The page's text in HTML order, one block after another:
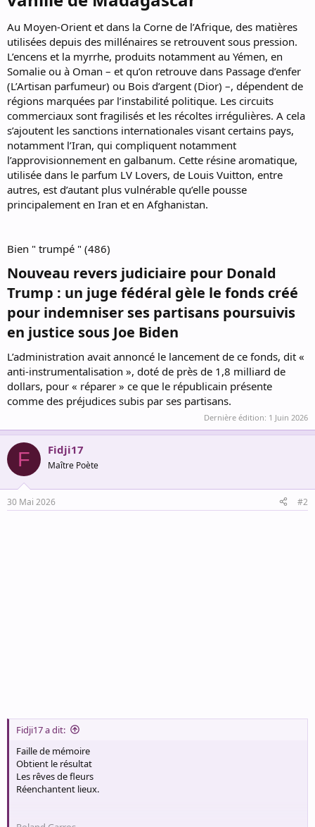
Au Moyen-Orient et dans la Corne de l’Afrique, des matières
utilisées depuis des millénaires se retrouvent sous pression.
L’encens et la myrrhe, produits notamment au Yémen, en
Somalie ou à Oman – et qu’on retrouve dans Passage d’enfer
(L’Artisan parfumeur) ou Bois d’argent (Dior) –, dépendent de
régions marquées par l’instabilité politique. Les circuits
commerciaux sont fragilisés et les récoltes irrégulières. A cela
s’ajoutent les sanctions internationales visant certains pays,
notamment l’Iran, qui compliquent notamment
l’approvisionnement en galbanum. Cette résine aromatique,
utilisée dans le parfum LV Lovers, de Louis Vuitton, entre
autres, est d’autant plus vulnérable qu’elle pousse
principalement en Iran et en Afghanistan.
Bien " trumpé " (486)
Nouveau revers judiciaire pour Donald
Trump : un juge fédéral gèle le fonds créé
pour indemniser ses partisans poursuivis
en justice sous Joe Biden​
L’administration avait annoncé le lancement de ce fonds, dit «
anti-instrumentalisation », doté de près de 1,8 milliard de
dollars, pour « réparer » ce que le républicain présente
comme des préjudices subis par ses partisans.
Dernière édition: 1 Juin 2026
F Fidji17
Maître Poète
30 Mai 2026 #2
Fidji17 a dit:
Faille de mémoire
Obtient le résultat
Les rêves de fleurs
Réenchantent lieux.